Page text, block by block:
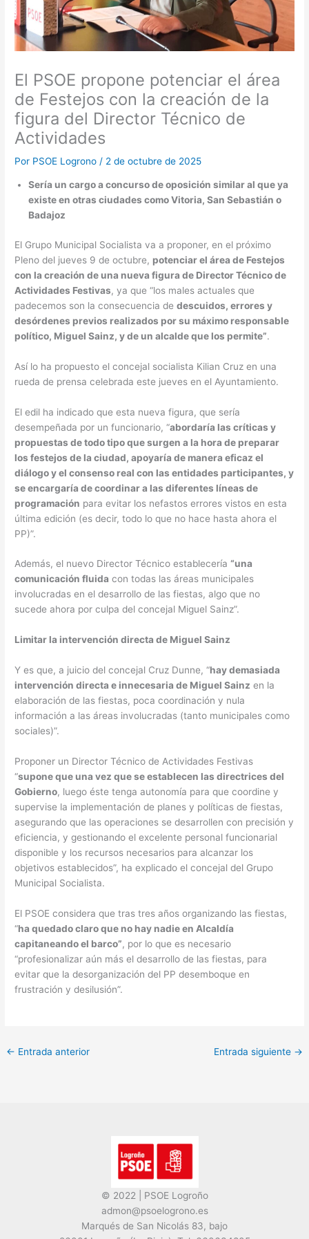
El PSOE propone potenciar el área
de Festejos con la creación de la
figura del Director Técnico de
Actividades
Por PSOE Logrono / 2 de octubre de 2025
Sería un cargo a concurso de oposición similar al que ya
existe en otras ciudades como Vitoria, San Sebastián o
Badajoz
El Grupo Municipal Socialista va a proponer, en el próximo
Pleno del jueves 9 de octubre, potenciar el área de Festejos
con la creación de una nueva figura de Director Técnico de
Actividades Festivas, ya que “los males actuales que
padecemos son la consecuencia dedescuidos, errores y
desórdenes previos realizados por su máximo responsable
político, Miguel Sainz, y de un alcalde que los permite”.
Así lo ha propuesto el concejal socialista Kilian Cruz en una
rueda de prensa celebrada este jueves en el Ayuntamiento.
El edil ha indicado que esta nueva figura, que sería
desempeñada por un funcionario, “abordaría las críticas y
propuestas de todo tipo que surgen a la hora de preparar
los festejos de la ciudad, apoyaría de manera eficaz el
diálogo y el consenso real con las entidades participantes, y
se encargaría de coordinar a las diferentes líneas de
programación para evitar los nefastos errores vistos en esta
última edición (es decir, todo lo que no hace hasta ahora el
PP)”.
Además, el nuevo Director Técnico establecería“una
comunicación fluida con todas las áreas municipales
involucradas en el desarrollo de las fiestas, algo que no
sucede ahora por culpa del concejal Miguel Sainz”.
Limitar la intervención directa de Miguel Sainz
Y es que, a juicio del concejal Cruz Dunne, “hay demasiada
intervención directa e innecesaria de Miguel Sainz en la
elaboración de las fiestas, poca coordinación y nula
información a las áreas involucradas (tanto municipales como
sociales)”.
Proponer un Director Técnico de Actividades Festivas
“supone que una vez que se establecen las directrices del
Gobierno, luego éste tenga autonomía para que coordine y
supervise la implementación de planes y políticas de fiestas,
asegurando que las operaciones se desarrollen con precisión y
eficiencia, y gestionando el excelente personal funcionarial
disponible y los recursos necesarios para alcanzar los
objetivos establecidos”, ha explicado el concejal del Grupo
Municipal Socialista.
El PSOE considera que tras tres años organizando las fiestas,
“ha quedado claro que no hay nadie en Alcaldía
capitaneando el barco”, por lo que es necesario
“profesionalizar aún más el desarrollo de las fiestas, para
evitar que la desorganización del PP desemboque en
frustración y desilusión”.
← Entrada anterior Entrada siguiente →
© 2022 | PSOE Logroño
admon@psoelogrono.es
Marqués de San Nicolás 83, bajo